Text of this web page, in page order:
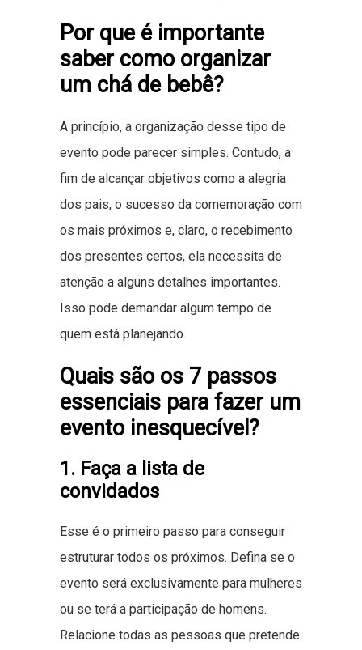
Por que é importante
saber como organizar
um chá de bebê?
A princípio, a organização desse tipo de
evento pode parecer simples. Contudo, a
fim de alcançar objetivos como a alegria
dos pais, o sucesso da comemoração com
os mais próximos e, claro, o recebimento
dos presentes certos, ela necessita de
atenção a alguns detalhes importantes.
Isso pode demandar algum tempo de
quem está planejando.
Quais são os 7 passos
essenciais para fazer um
evento inesquecível?
1. Faça a lista de
convidados
Esse é o primeiro passo para conseguir
estruturar todos os próximos. Defina se o
evento será exclusivamente para mulheres
ou se terá a participação de homens.
Relacione todas as pessoas que pretende